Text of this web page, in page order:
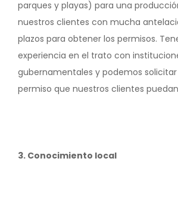
parques y playas) para una
nuestros clientes con mucha
plazos para obtener los permisos.
experiencia en el trato con
gubernamentales y podemos
permiso que nuestros clientes
3. Conocimiento local